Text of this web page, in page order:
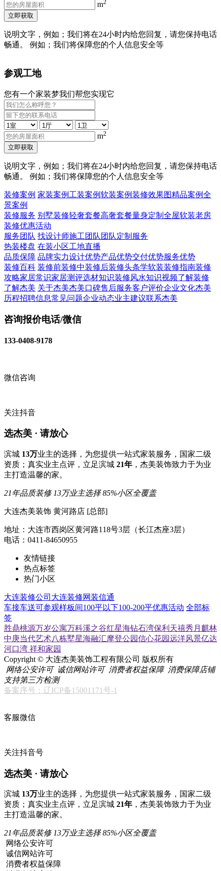
m
立即获取
说明文字，例如；我们将在24小时内给您回复，请您保持电话
畅通。 例如；我们将保障您的个人信息安全等
参观工地
您有一个家装梦我们帮您实现它
m2
立即获取
说明文字，例如；我们将在24小时内给您回复，请您保持电话
畅通。 例如；我们将保障您的个人信息安全等
装修案例 家装案例 工装案例软装案例装修效果图精品案例全
景案例
装修服务 别墅装修轻奢套餐高奢套餐量身定制 全屋软装老房
装修优惠活动
服务团队 找设计师施工团队 团队定制服务
热装楼盘 在装小区工地直播
品质保障 品牌实力设计优势产品优势交付优势服务优势
装修百科 装修前装修中装修后装修头条学软装装修指南装修
攻略家居常识家居测评选材知识装修风水知识视频了解装修
了解杰美 关于杰美杰美口碑售后服务客户评价企业文化杰美
历程招聘信息常见问题企业动态业主建议联系杰美
咨询报价电话/微信
133-0408-9178
微信咨询
关注抖音
选杰美 · 请放心
滨城 13万业主的选择，为您提供一站式家装服务，国家二级
资质；真实业主点评，立足滨城 21年 ，杰美装饰致力于为业
主打造温馨的家。
21年品质装修 13万业主选择 85%小区全覆盖
大连杰美装饰 黄河路店 [总部]
地址：大连市西岗区黄河路118号3层（长江杰座3层）
电话：0411-84650955
友情链接
热点标签
热门小区
大连装修公司 大连装修网装信通
车接车送可参观样板间100平以下100-200平优惠活动 全部标
签
胜鼎桃源万岁公寓万科溪之谷红星海钻石湾保利天禧秀月麒林
中庚当代艺术八栋墅星海融汇摩登公园信心花园远洋风景亿达
河口湾 祥和家园
Copyright © 大连杰美装饰工程有限公司 版权所有
网络公安许可 诚信网站许可 消费者权益保障 消费保障店铺
支持第三方检测
备案序号：辽ICP备15001171号-1
客服微信
关注抖音号
选杰美 · 请放心
滨城 13万业主的选择，为您提供一站式家装服务，国家二级
资质；真实业主点评，立足滨城 21年 ，杰美装饰致力于为业
主打造温馨的家。
21年品质装修 13万业主选择 85%小区全覆盖
网络公安许可
诚信网站许可
消费者权益保障